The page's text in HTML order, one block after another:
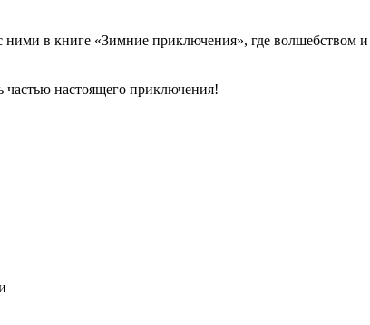
ними в книге «Зимние приключения», где волшебством
настоящего приключения!